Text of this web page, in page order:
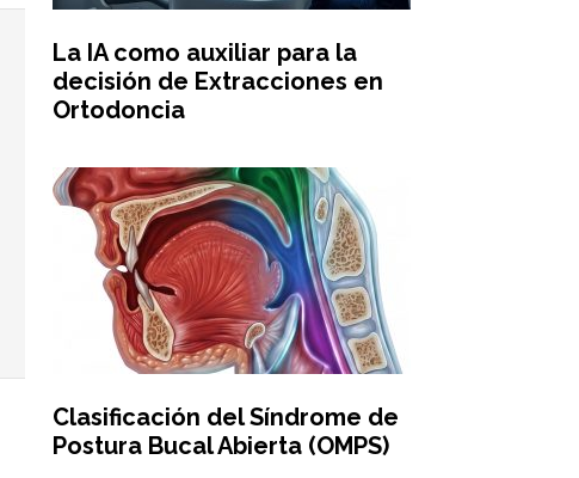
La IA como auxiliar para la
decisión de Extracciones en
Ortodoncia
Clasificación del Síndrome de
Postura Bucal Abierta (OMPS)